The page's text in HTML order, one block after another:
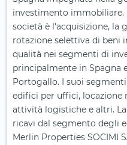
investimento immobiliare.
società è l'acquisizione, la
rotazione selettiva di
qualità nei segmenti di
principalmente in Spagna
Portogallo. I suoi
edifici per uffici,
attività logistiche e altri.
ricavi dal segmento degli
Merlin Properties SOCIMI